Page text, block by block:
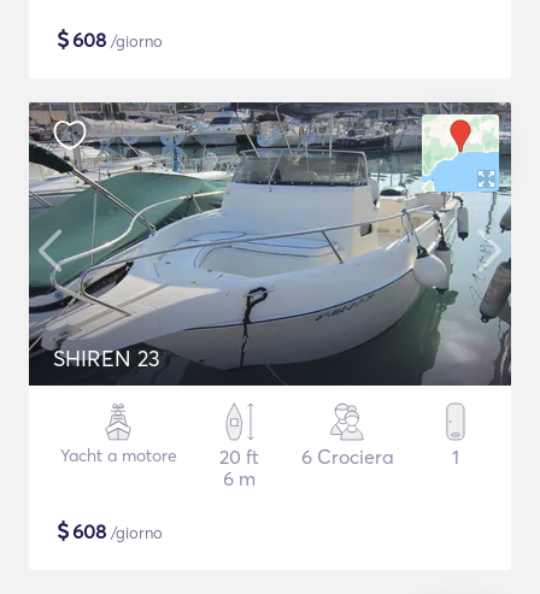
$608 /giorno
SHIREN 23
Yacht a motore
20 ft
6 m
6 Crociera 1
$608 /giorno